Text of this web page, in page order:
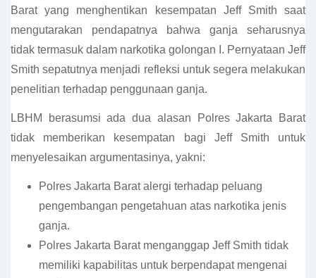
Barat yang menghentikan kesempatan Jeff Smith saat
mengutarakan pendapatnya bahwa ganja seharusnya
tidak termasuk dalam narkotika golongan I. Pernyataan Jeff
Smith sepatutnya menjadi refleksi untuk segera melakukan
penelitian terhadap penggunaan ganja.
LBHM berasumsi ada dua alasan Polres Jakarta Barat
tidak memberikan kesempatan bagi Jeff Smith untuk
menyelesaikan argumentasinya, yakni:
Polres Jakarta Barat alergi terhadap peluang
pengembangan pengetahuan atas narkotika jenis
ganja.
Polres Jakarta Barat menganggap Jeff Smith tidak
memiliki kapabilitas untuk berpendapat mengenai